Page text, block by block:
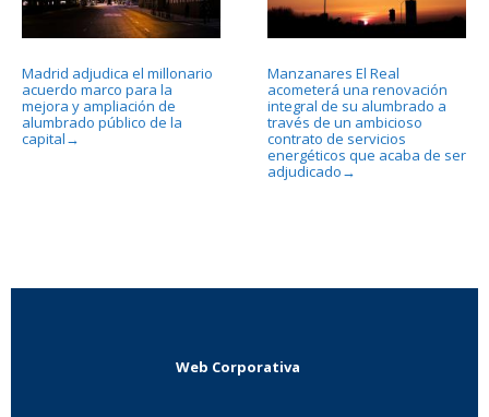
Madrid adjudica el millonario
acuerdo marco para la
mejora y ampliación de
alumbrado público de la
capital →
Manzanares El Real
acometerá una renovación
integral de su alumbrado a
través de un ambicioso
contrato de servicios
energéticos que acaba de ser
adjudicado →
Web Corporativa